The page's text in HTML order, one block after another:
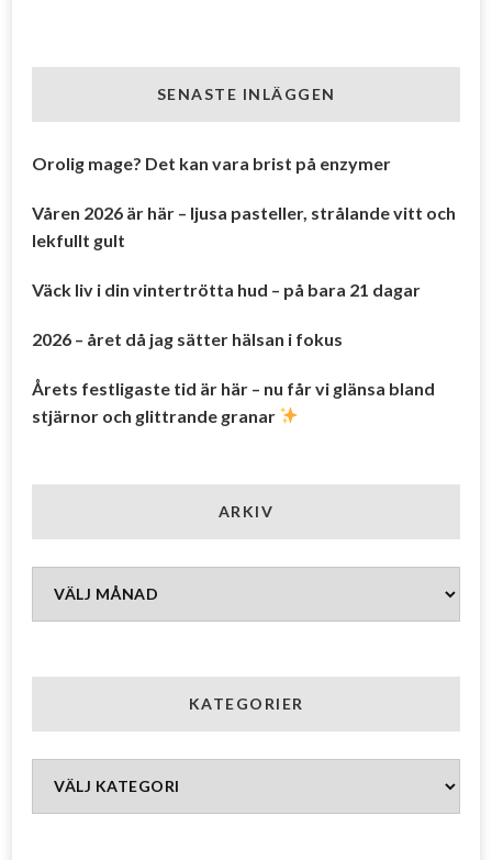
SENASTE INLÄGGEN
Orolig mage? Det kan vara brist på enzymer
Våren 2026 är här – ljusa pasteller, strålande vitt och
lekfullt gult
Väck liv i din vintertrötta hud – på bara 21 dagar
2026 – året då jag sätter hälsan i fokus
Årets festligaste tid är här – nu får vi glänsa bland
stjärnor och glittrande granar
ARKIV
Arkiv
KATEGORIER
Kategorier